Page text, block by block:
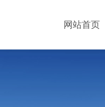
网站首页